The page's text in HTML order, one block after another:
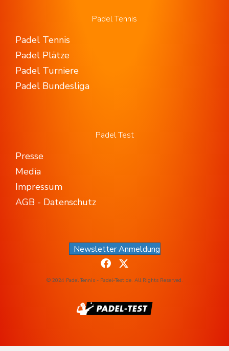
Padel Tennis
Padel Tennis
Padel Plätze
Padel Turniere
Padel Bundesliga
Padel Test
Presse
Media
Impressum
AGB - Datenschutz
Newsletter Anmeldung
© 2024 Padel Tennis - Padel-Test.de. All Rights Reserved.